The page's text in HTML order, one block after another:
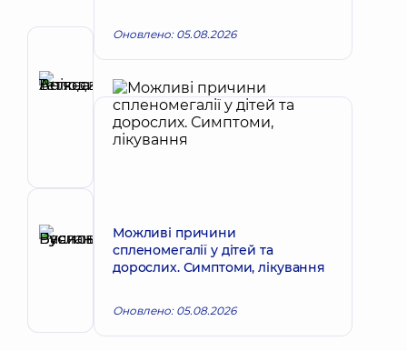
Автор
Анікєєва
Тетяна
Володимирівна
Терапевт;
Запис до лікаря
Буяновський
Руслан
Гастроентеролог
Запис до лікаря
Оновлено: 05.08.2026
Можливі причини
спленомегалії у дітей та
дорослих. Симптоми, лікування
Оновлено: 05.08.2026